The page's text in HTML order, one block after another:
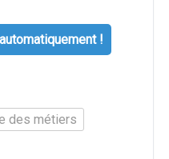
!
des métiers